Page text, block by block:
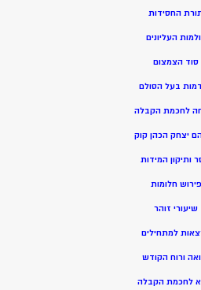
החסידות
העליונים
סוד הצמצום
בעל הסולם
לחכמת הקבלה
יצחק הכהן קוק
ותיקון המידות
פירוש חלומות
שיעורי זוהר
למתחילים
ורוח הקודש
לחכמת הקבלה